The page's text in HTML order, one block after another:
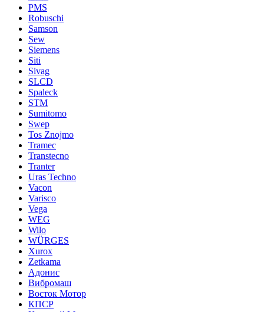
PMS
Robuschi
Samson
Sew
Siemens
Siti
Sivag
SLCD
Spaleck
STM
Sumitomo
Swep
Tos Znojmo
Tramec
Transtecno
Tranter
Uras Techno
Vacon
Varisco
Vega
WEG
Wilo
WÜRGES
Xurox
Zetkama
Адонис
Вибромаш
Восток Мотор
КПСР